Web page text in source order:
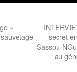
»
secret
Sassou-
au